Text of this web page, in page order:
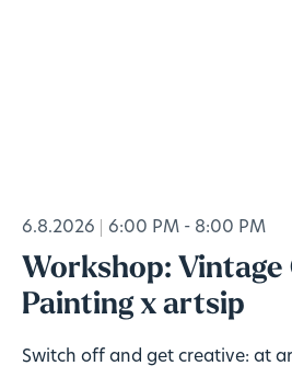
6.8.2026 6:00 PM - 8:00 PM
Workshop: Vintage
Painting x artsip
Switch off and get creative: at